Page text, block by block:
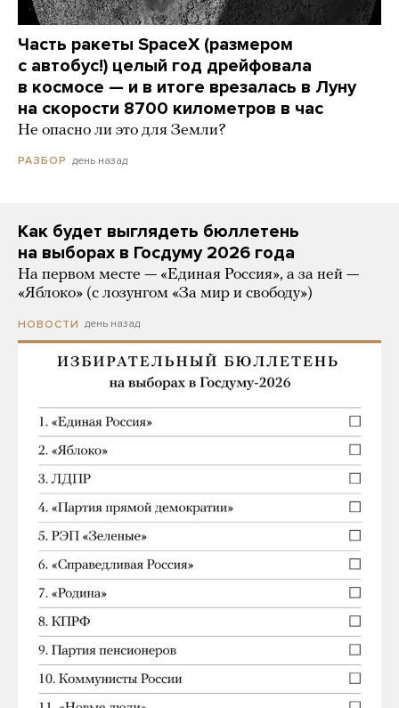
Часть ракеты SpaceX (размером
с автобус!) целый год дрейфовала
в космосе — и в итоге врезалась в Луну
на скорости 8700 километров в час
Не опасно ли это для Земли?
РАЗБОР день назад
Как будет выглядеть бюллетень
на выборах в Госдуму 2026 года
На первом месте — «Единая Россия», а за ней —
«Яблоко» (с лозунгом «За мир и свободу»)
НОВОСТИ день назад